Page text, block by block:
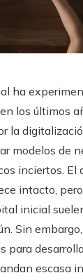
ha
los últimos
la
modelos de
inciertos. El
intacto,
inicial
Sin
para
escasa